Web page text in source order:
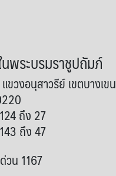
พระบรมราชูปถัมภ์
วงอนุสาวรีย์ เขตบางเขน
ถึง 27
ถึง 47
น 1167